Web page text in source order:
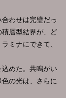
わせは完璧だっ
層型結界が、ど
ミナにできて、
めた。共鳴がい
の光は、さらに